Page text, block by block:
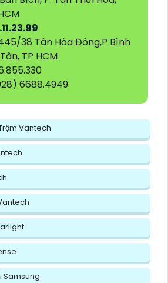
38 Tân Hòa Đông,P Bình
TP HCM
6688.4949
Vantech
Samsung